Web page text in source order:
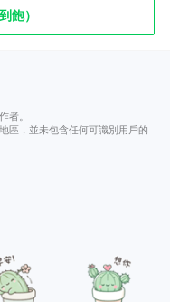
飽）
者。
區，並未包含任何可識別用戶的